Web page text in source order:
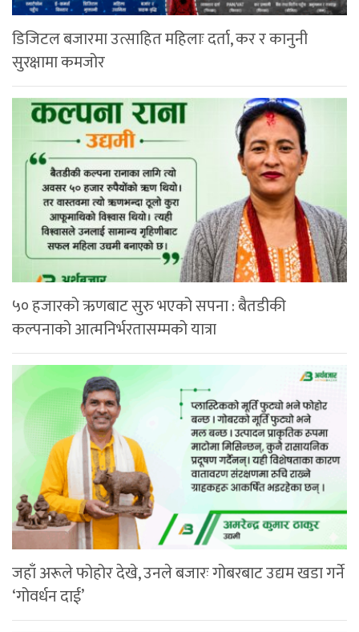
डिजिटल बजारमा उत्साहित महिलाः दर्ता, कर र कानुनी
सुरक्षामा कमजोर
५० हजारको ऋणबाट सुरु भएको सपना : बैतडीकी
कल्पनाको आत्मनिर्भरतासम्मको यात्रा
जहाँ अरूले फोहोर देखे, उनले बजारः गोबरबाट उद्यम खडा गर्ने
‘गोवर्धन दाई’